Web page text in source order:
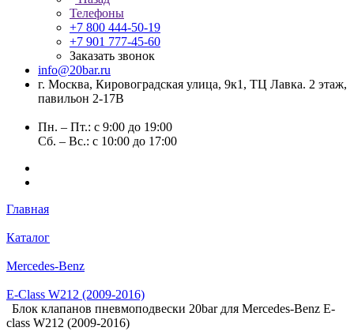
Телефоны
+7 800 444-50-19
+7 901 777-45-60
Заказать звонок
info@20bar.ru
г. Москва, Кировоградская улица, 9к1, ТЦ Лавка. 2 этаж,
павильон 2-17В
Пн. – Пт.: с 9:00 до 19:00
Сб. – Вс.: с 10:00 до 17:00
Главная
Каталог
Mercedes-Benz
E-Class W212 (2009-2016)
Блок клапанов пневмоподвески 20bar для Mercedes-Benz E-
class W212 (2009-2016)